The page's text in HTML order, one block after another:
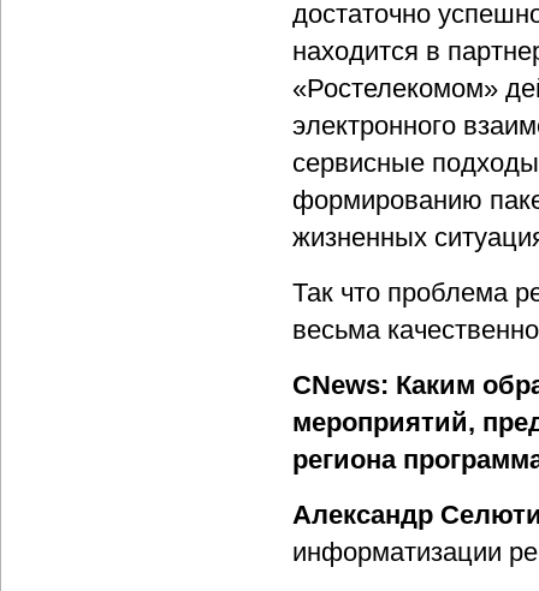
достаточно
находится в
«Ростелекомом»
электронного
сервисные
формированию
жизненных
Так что проблема
весьма
CNews: Каким
мероприятий,
региона
Александр
информатизации